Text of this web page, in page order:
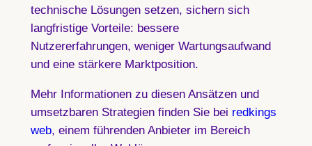
technische Lösungen setzen, sichern sich
langfristige Vorteile: bessere
Nutzererfahrungen, weniger Wartungsaufwand
und eine stärkere Marktposition.
Mehr Informationen zu diesen Ansätzen und
umsetzbaren Strategien finden Sie bei redkings
web, einem führenden Anbieter im Bereich